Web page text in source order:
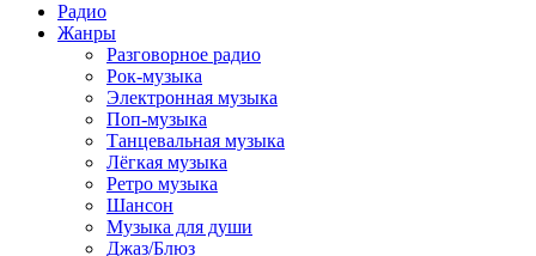
Радио
Жанры
Разговорное радио
Рок-музыка
Электронная музыка
Поп-музыка
Танцевальная музыка
Лёгкая музыка
Ретро музыка
Шансон
Музыка для души
Джаз/Блюз